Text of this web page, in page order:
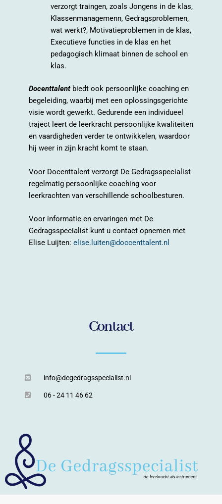
verzorgt traingen, zoals Jongens in de klas,
Klassenmanagemenn, Gedragsproblemen,
wat werkt?, Motivatieproblemen in de klas,
Executieve functies in de klas en het
pedagogisch klimaat binnen de school en
klas.
Docenttalent biedt ook persoonlijke coaching en
begeleiding, waarbij met een oplossingsgerichte
visie wordt gewerkt. Gedurende een individueel
traject leert de leerkracht persoonlijke kwaliteiten
en vaardigheden verder te ontwikkelen, waardoor
hij weer in zijn kracht komt te staan.
Voor Docenttalent verzorgt De Gedragsspecialist
regelmatig persoonlijke coaching voor
leerkrachten van verschillende schoolbesturen.
Voor informatie en ervaringen met De
Gedragsspecialist kunt u contact opnemen met
Elise Luijten: elise.luiten@doccenttalent.nl
Contact
info@degedragsspecialist.nl
06 - 24 11 46 62